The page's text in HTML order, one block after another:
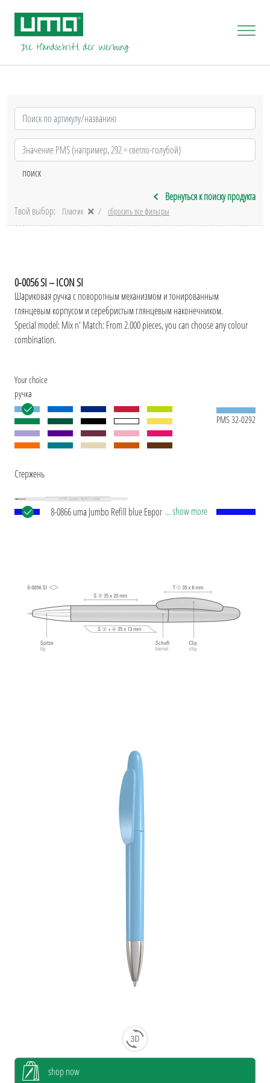
Вернуться к поиску продукта
Твой выбор:
Пластик сбросить все фильтры
0-0056 SI – ICON SI
Шариковая ручка с поворотным механизмом и тонированным
глянцевым корпусом и серебристым глянцевым наконечником.
Special model: Mix n' Match: From 2.000 pieces, you can choose any colour
combination.
Your choice
ручка
PMS 32-0292
Стержень
8-0866 uma Jumbo Refill blue Европейские
соответствует стандарту ISO.
... show more
shop now